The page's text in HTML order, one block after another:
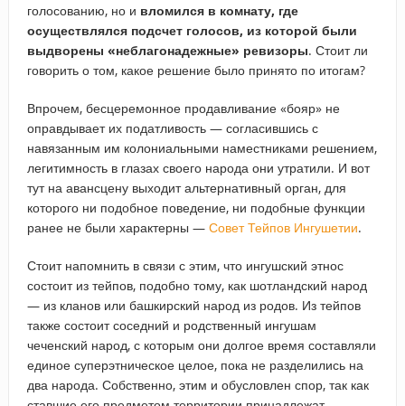
голосованию, но и вломился в комнату, где
осуществлялся подсчет голосов, из которой были
выдворены «неблагонадежные» ревизоры. Стоит ли
говорить о том, какое решение было принято по итогам?
Впрочем, бесцеремонное продавливание «бояр» не
оправдывает их податливость — согласившись с
навязанным им колониальными наместниками решением,
легитимность в глазах своего народа они утратили. И вот
тут на авансцену выходит альтернативный орган, для
которого ни подобное поведение, ни подобные функции
ранее не были характерны — Совет Тейпов Ингушетии.
Стоит напомнить в связи с этим, что ингушский этнос
состоит из тейпов, подобно тому, как шотландский народ
— из кланов или башкирский народ из родов. Из тейпов
также состоит соседний и родственный ингушам
чеченский народ, с которым они долгое время составляли
единое суперэтническое целое, пока не разделились на
два народа. Собственно, этим и обусловлен спор, так как